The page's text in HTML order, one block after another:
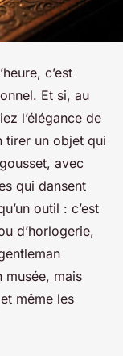
c’est
Et si, au
l’élégance de
tirer un objet qui
avec
qui dansent
outil : c’est
d’horlogerie,
musée, mais
même les